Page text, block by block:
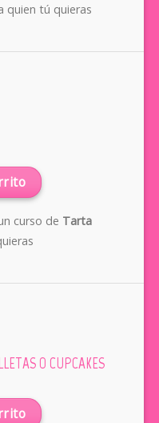
quien tú quieras
curso de Tarta
O CUPCAKES